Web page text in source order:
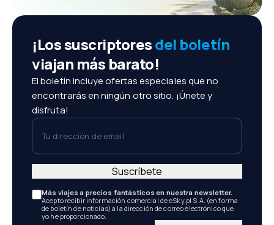
¡Los suscriptoresdel boletín
viajan más barato!
El boletín incluye ofertas especiales que no
encontrarás en ningún otro sitio. ¡Únete y
disfruta!
Tu dirección de email
Más viajes a precios fantásticos en nuestra newsletter.
Acepto recibir información comercial de eSky.pl S.A. (en forma
de boletín de noticias) a la dirección de correo electrónico que
yo he proporcionado.
Suscríbete